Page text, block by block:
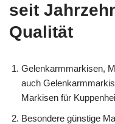
seit
Qualität
Gelenkarmmarkisen,
auch
Markisen für
Besondere günstige